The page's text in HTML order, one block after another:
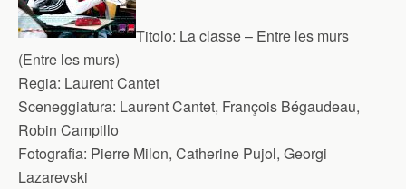
Titolo: La classe – Entre les murs
(Entre les murs)
Regia: Laurent Cantet
Sceneggiatura: Laurent Cantet, François Bégaudeau,
Robin Campillo
Fotografia: Pierre Milon, Catherine Pujol, Georgi
Lazarevski